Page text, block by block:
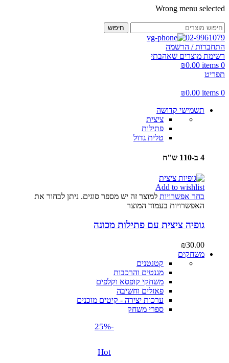
Wrong menu selected
חיפוש
02-9961079
התחברות / הרשמה
רשימת מוצרים שאהבתי
0
items
₪0.00
תפריט
0
items
₪0.00
תשמישי קדושה
ציצית
פתילות
טלית גדול
4 ב-110 ש"ח
Add to wishlist
בחר אפשרויות למוצר זה יש מספר סוגים. ניתן לבחור את
האפשרויות בעמוד המוצר
גופיה ציצית עם פתילות מכונה
₪30.00
משחקים
קטנטנים
מגנטים והרכבות
משחקי קופסא וקלפים
פאזלים וחשיבה
ערכות יצירה - קיטים מוכנים
ספרי משחק
-25%
Hot